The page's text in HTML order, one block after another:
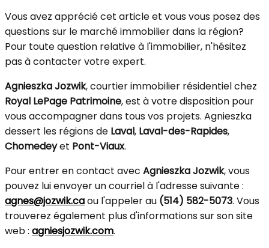
Vous avez apprécié cet article et vous vous posez des
questions sur le marché immobilier dans la région?
Pour toute question relative à l'immobilier, n'hésitez
pas à contacter votre expert.
Agnieszka Jozwik, courtier immobilier résidentiel chez
Royal LePage Patrimoine, est à votre disposition pour
vous accompagner dans tous vos projets. Agnieszka
dessert les régions de Laval, Laval-des-Rapides,
Chomedeyet Pont-Viaux.
Pour entrer en contact avec Agnieszka Jozwik, vous
pouvez lui envoyer un courriel à l'adresse suivante :
agnes@jozwik.caou l'appeler au (514) 582-5073. Vous
trouverez également plus d'informations sur son site
web : agniesjozwik.com.